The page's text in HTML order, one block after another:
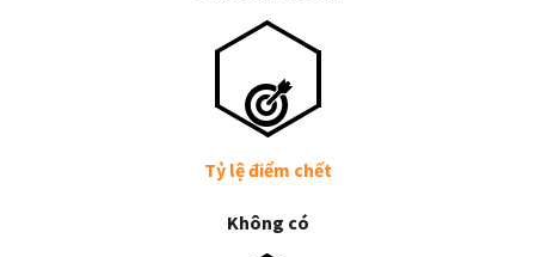
Tỷ lệ điểm chết
Không có